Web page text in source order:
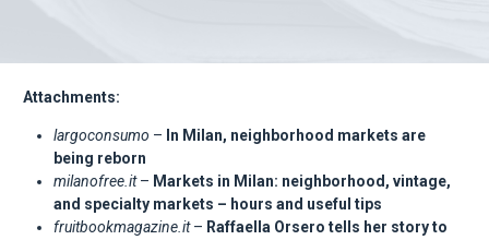
Attachments:
largoconsumo – In Milan, neighborhood markets are
being reborn
milanofree.it– Markets in Milan: neighborhood, vintage,
and specialty markets – hours and useful tips
fruitbookmagazine.it– Raffaella Orsero tells her story to